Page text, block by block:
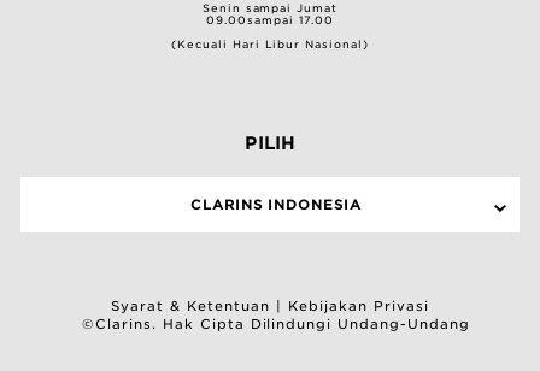
Senin sampai Jumat
09.00sampai 17.00
(Kecuali Hari Libur Nasional)
PILIH
CLARINS INDONESIA
Syarat & Ketentuan | Kebijakan Privasi
©Clarins. Hak Cipta Dilindungi Undang-Undang